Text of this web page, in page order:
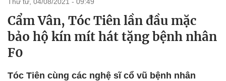
Cẩm Vân, Tóc Tiên lần đầu mặc
bảo hộ kín mít hát tặng bệnh nhân
F0
Tóc Tiên cùng các nghệ sĩ cổ vũ bệnh nhân